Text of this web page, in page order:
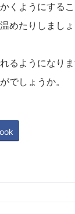
くようにする
めたりしましょ
るようになりま
でしょうか。